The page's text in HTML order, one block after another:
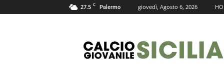
27.5 C Palermo giovedì, Agosto 6, 2026
Giovanile
Sicilia